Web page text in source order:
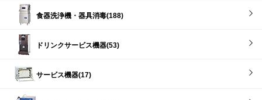
食器洗浄機・器具消毒(188)
ドリンクサービス機器(53)
サービス機器(17)